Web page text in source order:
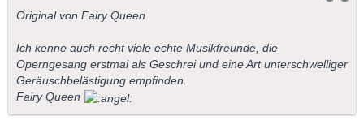
Original von Fairy Queen
Ich kenne auch recht viele echte Musikfreunde, die
Operngesang erstmal als Geschrei und eine Art unterschwelliger
Geräuschbelästigung empfinden.
Fairy Queen